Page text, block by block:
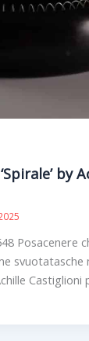
by
Posacenere
svuotatasche
Castiglioni